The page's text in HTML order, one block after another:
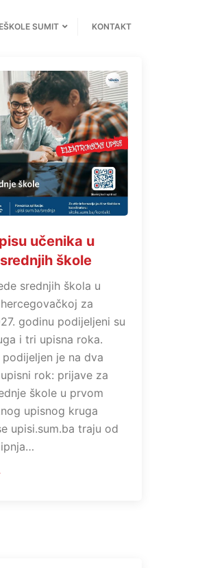
EŠKOLE SUMIT KONTAKT
učenika u
škole
srednjih škola u
za
godinu podijeljeni su
i tri upisna roka.
je na dva
rok: prijave za
škole u prvom
upisnog kruga
upisi.sum.ba traju od